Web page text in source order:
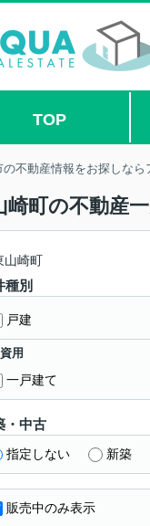
TOP
の不動産情報をお探しなら
崎町の不動産
山崎町
種別
戸建
用
一戸建て
・中古
指定しない 新築
販売中のみ表示